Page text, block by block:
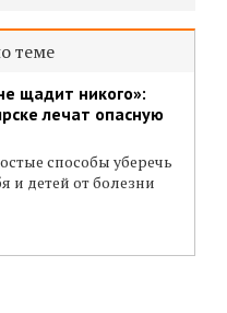
теме
щадит никого»:
лечат опасную
способы уберечь
и детей от болезни